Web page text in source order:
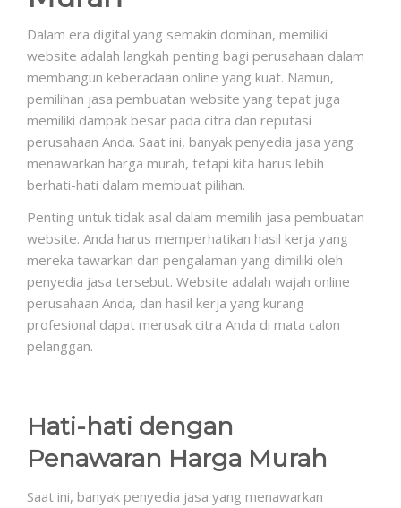
Dalam era digital yang semakin dominan, memiliki
website adalah langkah penting bagi perusahaan dalam
membangun keberadaan online yang kuat. Namun,
pemilihan jasa pembuatan website yang tepat juga
memiliki dampak besar pada citra dan reputasi
perusahaan Anda. Saat ini, banyak penyedia jasa yang
menawarkan harga murah, tetapi kita harus lebih
berhati-hati dalam membuat pilihan.
Penting untuk tidak asal dalam memilih jasa pembuatan
website. Anda harus memperhatikan hasil kerja yang
mereka tawarkan dan pengalaman yang dimiliki oleh
penyedia jasa tersebut. Website adalah wajah online
perusahaan Anda, dan hasil kerja yang kurang
profesional dapat merusak citra Anda di mata calon
pelanggan.
Hati-hati dengan
Penawaran Harga Murah
Saat ini, banyak penyedia jasa yang menawarkan